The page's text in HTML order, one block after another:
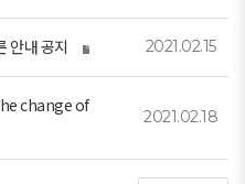
안내 공지 2021.02.15
change of
2021.02.18